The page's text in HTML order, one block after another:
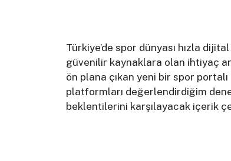
Türkiye’de spor dünyası hızla
güvenilir kaynaklara olan ihtiyaç
ön plana çıkan yeni bir spor
platformları değerlendirdiğim
beklentilerini karşılayacak içerik